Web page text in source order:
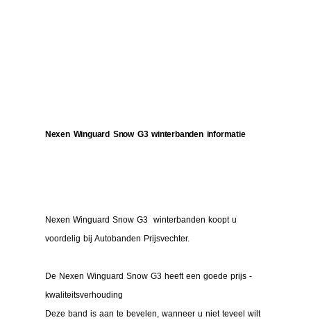
Nexen Winguard Snow G3 winterbanden informatie
Nexen Winguard Snow G3 winterbanden koopt u
voordelig bij Autobanden Prijsvechter.
De Nexen Winguard Snow G3 heeft een goede prijs -
kwaliteitsverhouding
Deze band is aan te bevelen, wanneer u niet teveel wilt